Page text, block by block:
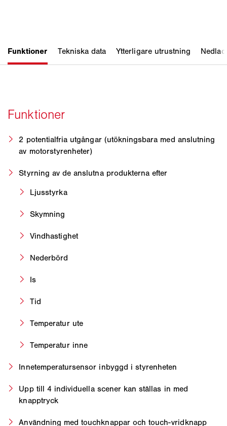
2 potentialfria utgångar (utökningsbara med anslutning
av motorstyrenheter)
Styrning av de anslutna produkterna efter
Ljusstyrka
Skymning
Vindhastighet
Nederbörd
Is
Tid
Temperatur ute
Temperatur inne
Innetemperatursensor inbyggd i styrenheten
Upp till 4 individuella scener kan ställas in med
knapptryck
Användning med touchknappar och touch-vridknapp